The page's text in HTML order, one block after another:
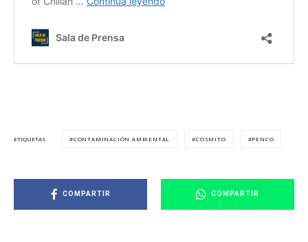
ETIQUETAS CONTAMINACIÓN AMBIENTAL COSMITO PENCO
COMPARTIR COMPARTIR